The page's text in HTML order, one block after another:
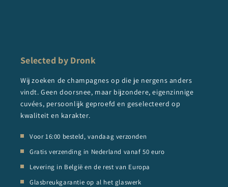
Selected by Dronk
Wij zoeken de champagnes op die je nergens anders
vindt. Geen doorsnee, maar bijzondere, eigenzinnige
cuvées, persoonlijk geproefd en geselecteerd op
kwaliteit en karakter.
Voor 16:00 besteld, vandaag verzonden
Gratis verzending in Nederland vanaf 50 euro
Levering in België en de rest van Europa
Glasbreukgarantie op al het glaswerk